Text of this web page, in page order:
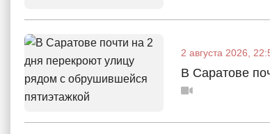
2 августа 2026,
В Саратове